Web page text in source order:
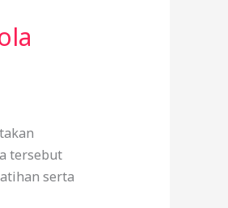
tersebut
serta